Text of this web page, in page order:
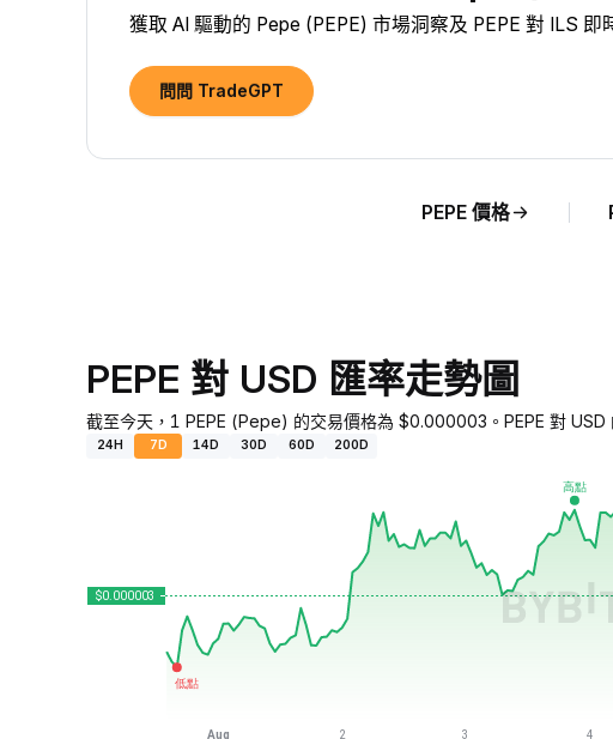
獲取 AI 驅動的 Pepe (PEPE) 市場洞察及 PEPE 對 ILS 即
問問 TradeGPT
PEPE 價格
PEPE 對 USD 匯率走勢圖
截至今天，1 PEPE (Pepe) 的交易價格為 $0.000003。PEPE 對
24H 7D 14D 30D 60D 200D